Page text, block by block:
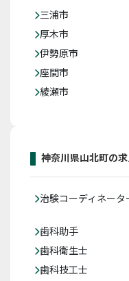
三浦市
厚木市
伊勢原市
座間市
綾瀬市
神奈川県山北町の
治験コーディネータ
歯科助手
歯科衛生士
歯科技工士